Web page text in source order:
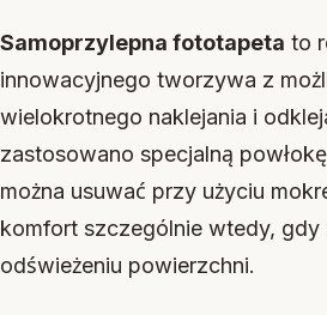
Samoprzylepna fototapeta to
innowacyjnego tworzywa z
wielokrotnego naklejania i
zastosowano specjalną
można usuwać przy użyciu
komfort szczególnie wtedy, gdy
odświeżeniu powierzchni.